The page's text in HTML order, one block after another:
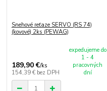
Snehové reťaze SERVO (RS 74)
(kovové) 2ks (PEWAG)
189,90 €/ks
154,39 € bez DPH
expedujeme do
1 - 4
pracovných
dní